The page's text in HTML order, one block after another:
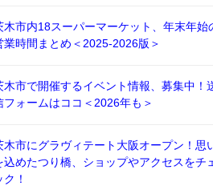
木市内18スーパーマーケット、年末年始
業時間まとめ＜2025-2026版＞
木市で開催するイベント情報、募集中！
フォームはココ＜2026年も＞
木市にグラヴィテート大阪オープン！思
込めたつり橋、ショップやアクセスをチ
ク！